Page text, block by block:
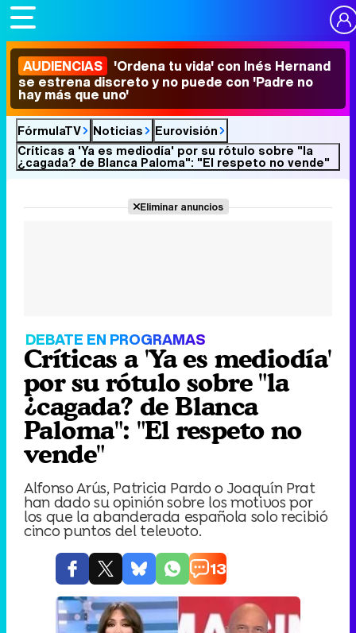
AUDIENCIAS 'Ordena tu vida' con Inés Hernand
se estrena discreto y no puede con 'Padre no
hay más que uno'
FórmulaTV Noticias
Eurovisión
Críticas a 'Ya es mediodía' por su rótulo sobre "la
¿cagada? de Blanca Paloma": "El respeto no vende"
Eliminar anuncios
DEBATE EN PROGRAMAS
Críticas a 'Ya es mediodía'
por su rótulo sobre "la
¿cagada? de Blanca
Paloma": "El respeto no
vende"
Alfonso Arús, Patricia Pardo o Joaquín Prat
han dado su opinión sobre los motivos por
los que la abanderada española solo recibió
cinco puntos del televoto.
13